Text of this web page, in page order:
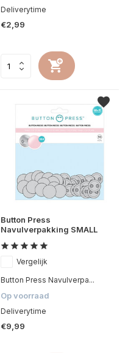
Deliverytime
€2,99
Button Press
Navulverpakking SMALL
Vergelijk
Button Press Navulverpa...
Op voorraad
Deliverytime
€9,99